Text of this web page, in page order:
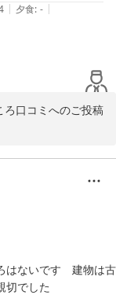
に沿うサービスの
す様にお願い申し上
す。
| 夕食: - |
ろ口コミへのご投稿
ッフ一同嬉しく思っ
ご感想に関しまし
すので、お気軽に
様に、お願い申し
はないです　建物は古
切でした